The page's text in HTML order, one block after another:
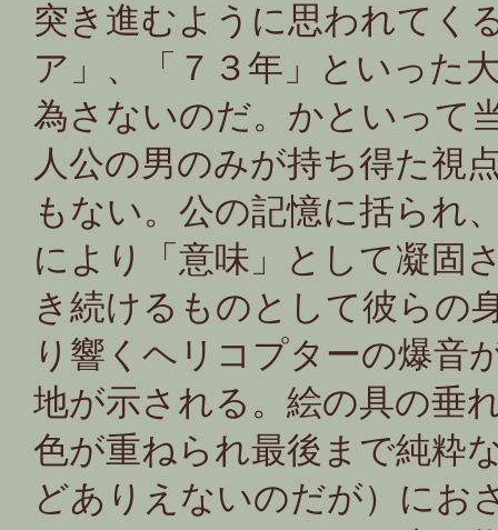
突き進むように思われてく
ア」、「７３年」といった
為さないのだ。かといって
人公の男のみが持ち得た視
もない。公の記憶に括られ
により「意味」として凝固
き続けるものとして彼らの
り響くヘリコプターの爆音
地が示される。絵の具の垂
色が重ねられ最後まで純粋
どありえないのだが）にお